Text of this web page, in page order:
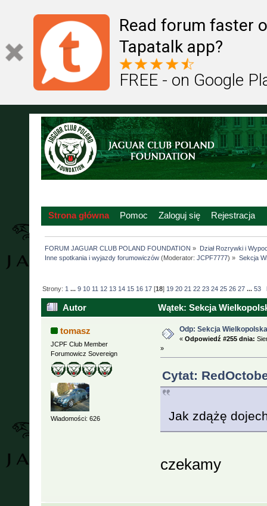
Read forum faster
Tapatalk app?
FREE - on Google
Strona główna Pomoc Zaloguj się Rejestracja
FORUM JAGUAR CLUB POLAND FOUNDATION »
Dział Rozrywki i
Inne spotkania i wyjazdy forumowiczów (Moderator:JCPF7777) » Sekcja
Strony: 1 ...9 10 11 12 13 14 15 16 17 [18] 19 20 21 22 23 24 25 26 27 ...53
Autor Wątek: Sekcja
tomasz
JCPF Club Member
Forumowicz Sovereign
Wiadomości: 626
Odp: Sekcja
« Odpowiedź #255 dnia:
»
Cytat:
Jak zdążę
czekamy